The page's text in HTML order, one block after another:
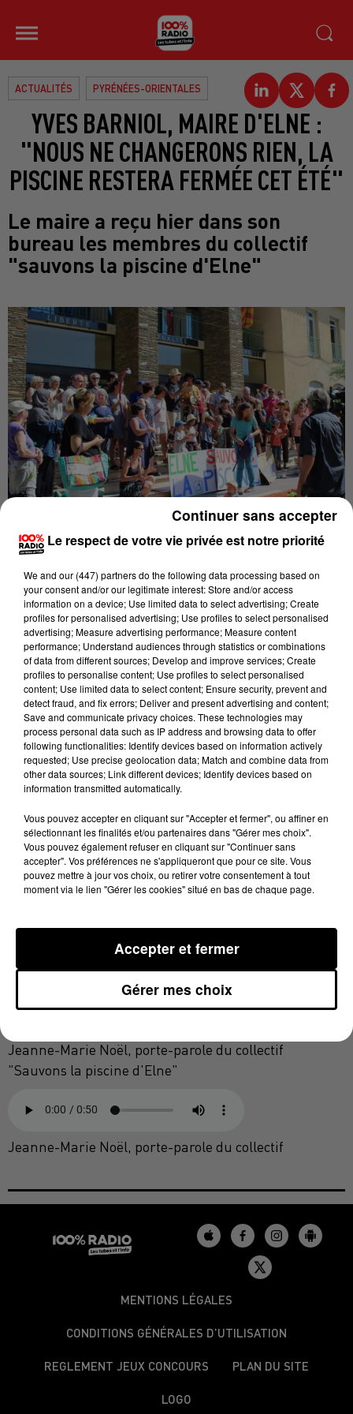
ACTUALITÉS PYRÉNÉES-ORIENTALES
YVES BARNIOL, MAIRE D'ELNE :
"NOUS NE CHANGERONS RIEN, LA
PISCINE RESTERA FERMÉE CET ÉTÉ"
Le maire a reçu hier dans son
bureau les membres du collectif
"sauvons la piscine d'Elne"
sifflets et tambourins pour se faire entendre. Les
membres du collectif "Sauvons la piscine d'Elne se
sont mobilisés hier devant la mairie. Ils étaient
environ une quarantaine à se rassembler en fin de
matinée, alors que pendant ce temps-làune
délégation était reçue dans le bureau du maire afin
d'évoquer l'avenir de la piscine municipale. Pour
rappel le conseil municipal a voté en avril dernier la
fermeture de cette piscine pour la période estivale
faute de moyens pour pouvoir réaliser les travaux
nécéssaires. Pendant près d'une heure
tenté de convaincre le maire de revenir sur cette
décision, en vain.
Le maire d'Elne Yves Barniol.
Un entretien qui s'achève donc sur un statu quo. De
son côté le collectif ne semble pas vraiment convaincu
et garde toujours autant d'incertitudes quant à
Jeanne-Marie Noël, porte-parole du collectif
"Sauvons la piscine d'Elne"
Jeanne-Marie Noël, porte-parole du collectif
MENTIONS LÉGALES
CONDITIONS GÉNÉRALES D’UTILISATION
REGLEMENT JEUX CONCOURS PLAN DU SITE
LOGO
Le respect de votre vie privée est notre priorité
We and our (447) partnersdo the following data processing based on
your consent and/or our legitimate interest: Store and/or access
information on a device; Use limited data to select advertising; Create
profiles for personalised advertising; Use profiles to select personalised
advertising; Measure advertising performance; Measure content
performance; Understand audiences through statistics or combinations
of data from different sources; Develop and improve services; Create
profiles to personalise content; Use profiles to select personalised
content; Use limited data to select content; Ensure security, prevent and
detect fraud, and fix errors; Deliver and present advertising and content;
Save and communicate privacy choices. These technologies may
process personal data such as IP address and browsing data to offer
following functionalities: Identify devices based on information actively
requested; Use precise geolocation data; Match and combine data from
other data sources; Link different devices; Identify devices based on
information transmitted automatically.
Vous pouvez accepter en cliquant sur "Accepter et fermer", ou affiner en
sélectionnant les finalités et/ou partenaires dans "Gérer mes choix".
Vous pouvez également refuser en cliquant sur "Continuer sans
accepter". Vos préférences ne s'appliqueront que pour ce site. Vous
pouvez mettre à jour vos choix, ou retirer votre consentement à tout
moment via le lien "Gérer les cookies" situé en bas de chaque page.
Gérer mes choix
Accepter et fermer
Continuer sans accepter